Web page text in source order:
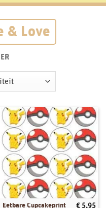
& Love
Eetbare Cupcakeprint
€ 5,95